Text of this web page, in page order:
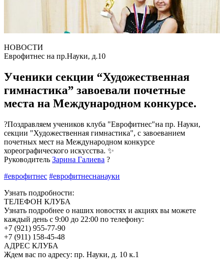
НОВОСТИ
Еврофитнес на пр.Науки, д.10
Ученики секции “Художественная
гимнастика” завоевали почетные
места на Международном конкурсе.
?Поздравляем учеников клуба "Еврофитнес"на пр. Науки,
секции "Художественная гимнастика", с завоеванием
почетных мест на Международном конкурсе
хореографического искусства. ✨
Руководитель Зарина Галиева ?
#еврофитнес #еврофитнеснанауки
Узнать подробности:
ТЕЛЕФОН КЛУБА
Узнать подробнее о наших новостях и акциях вы можете
каждый день с 9:00 до 22:00 по телефону:
+7 (921) 955-77-90
+7 (911) 158-45-48
АДРЕС КЛУБА
Ждем вас по адресу: пр. Науки, д. 10 к.1